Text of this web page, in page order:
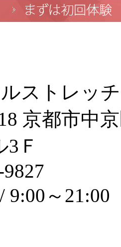
ストレッ
京都市中
Ｆ
9:00～